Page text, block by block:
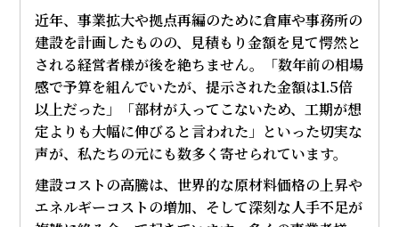
近年、事業拡大や拠点再編のために倉庫や事務所の
建設を計画したものの、見積もり金額を見て愕然と
される経営者様が後を絶ちません。「数年前の相場
感で予算を組んでいたが、提示された金額は1.5倍
以上だった」「部材が入ってこないため、工期が想
定よりも大幅に伸びると言われた」といった切実な
声が、私たちの元にも数多く寄せられています。
建設コストの高騰は、世界的な原材料価格の上昇や
エネルギーコストの増加、そして深刻な人手不足が